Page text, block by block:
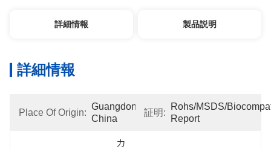
詳細情報 製品説明
詳細情報
Place Of Origin:
Guangdong,
China
証明:
Rohs/MSDS/
Report
カ